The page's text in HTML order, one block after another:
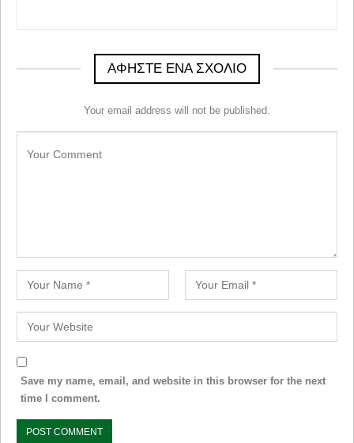
ΑΦΉΣΤΕ ΈΝΑ ΣΧΌΛΙΟ
Your email address will not be published.
Save my name, email, and website in this browser for the next
time I comment.